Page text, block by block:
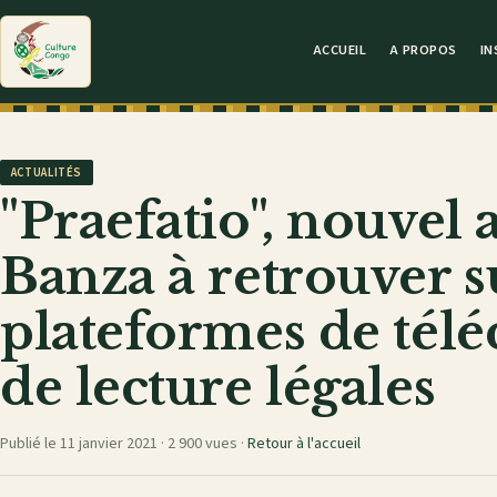
ACCUEIL A PROPOS
ACTUALITÉS
"Praefatio", nouvel
Banza à retrouver
plateformes de
de lecture légales
Publié le 11 janvier 2021 · 2 900 vues · Retour à l'accueil